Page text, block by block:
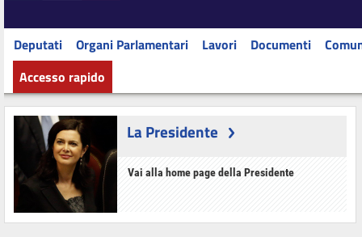
Deputati Organi Parlamentari Lavori Documenti
Accesso rapido
La Presidente
Vai alla home page della Presidente